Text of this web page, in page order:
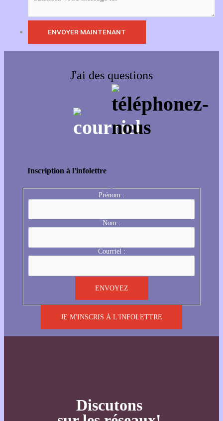
J'ai des questions
Inscription à l'infolettre
Prénom :
Nom :
Courriel :
JE M'INSCRIS À L'INFOLETTRE
Discutons